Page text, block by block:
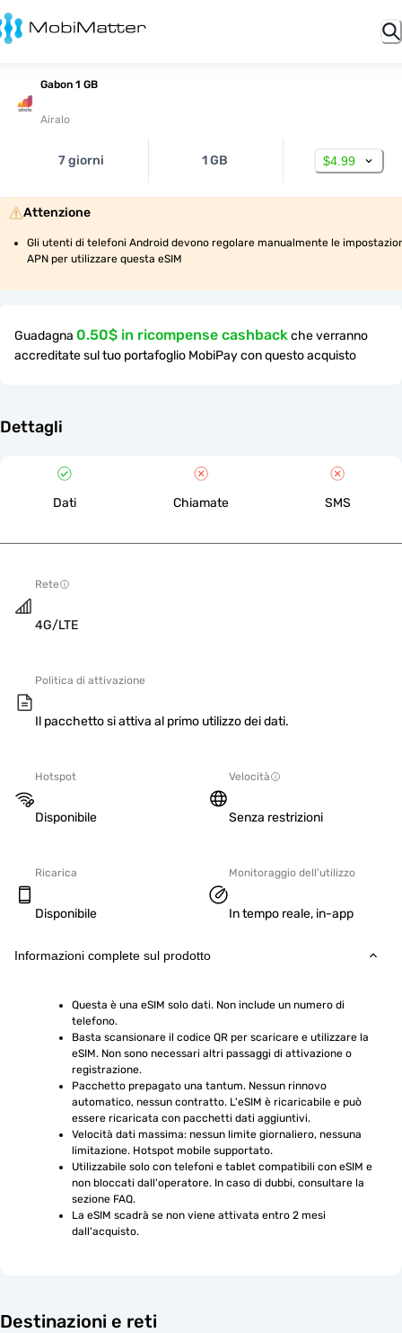
Gabon 1 GB
Airalo
7 giorni 1 GB $4.99
Attenzione
Gli utenti di telefoni Android devono regolare manualmente le
APN per utilizzare questa eSIM
Guadagna 0.50$ in ricompense cashbackche verranno
accreditate sul tuo portafoglio MobiPay con questo acquisto
Dettagli
Dati Chiamate SMS
Rete
4G/LTE
Politica di attivazione
Il pacchetto si attiva al primo utilizzo dei dati.
Hotspot
Disponibile
Velocità
Senza restrizioni
Ricarica
Disponibile
Monitoraggio dell'utilizzo
In tempo reale, in-app
Informazioni complete sul prodotto
Questa è una eSIM solo dati. Non include un numero di
telefono.
Basta scansionare il codice QR per scaricare e utilizzare la
eSIM. Non sono necessari altri passaggi di attivazione o
registrazione.
Pacchetto prepagato una tantum. Nessun rinnovo
automatico, nessun contratto. L'eSIM è ricaricabile e può
essere ricaricata con pacchetti dati aggiuntivi.
Velocità dati massima: nessun limite giornaliero, nessuna
limitazione. Hotspot mobile supportato.
Utilizzabile solo con telefoni e tablet compatibili con eSIM e
non bloccati dall'operatore. In caso di dubbi, consultare la
sezione FAQ.
La eSIM scadrà se non viene attivata entro 2 mesi
dall'acquisto.
Destinazioni e reti